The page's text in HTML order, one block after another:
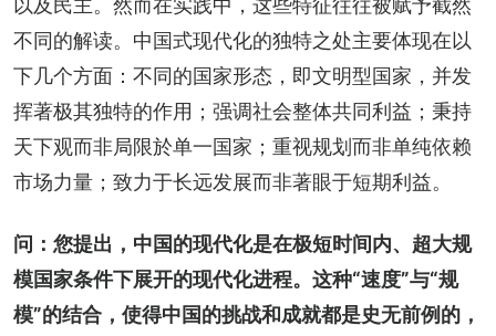
不同的解读。中国式现代化的独特之处主要体现在以
下几个方面：不同的国家形态，即文明型国家，并发
挥著极其独特的作用；强调社会整体共同利益；秉持
天下观而非局限於单一国家；重视规划而非单纯依赖
市场力量；致力于长远发展而非著眼于短期利益。
问：您提出，中国的现代化是在极短时间内、超大规
模国家条件下展开的现代化进程。这种“速度”与“规
模”的结合，使得中国的挑战和成就都是史无前例的，